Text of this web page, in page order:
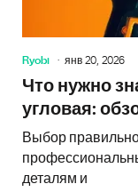
Ryobi янв 20, 2026
Что нужно
угловая:
Выбор
деталям и